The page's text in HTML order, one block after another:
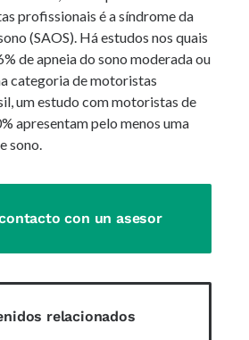
profissionais é a síndrome da
(SAOS). Há estudos nos quais
de apneia do sono moderada ou
categoria de motoristas
um estudo com motoristas de
apresentam pelo menos uma
sono.
con un asesor
relacionados